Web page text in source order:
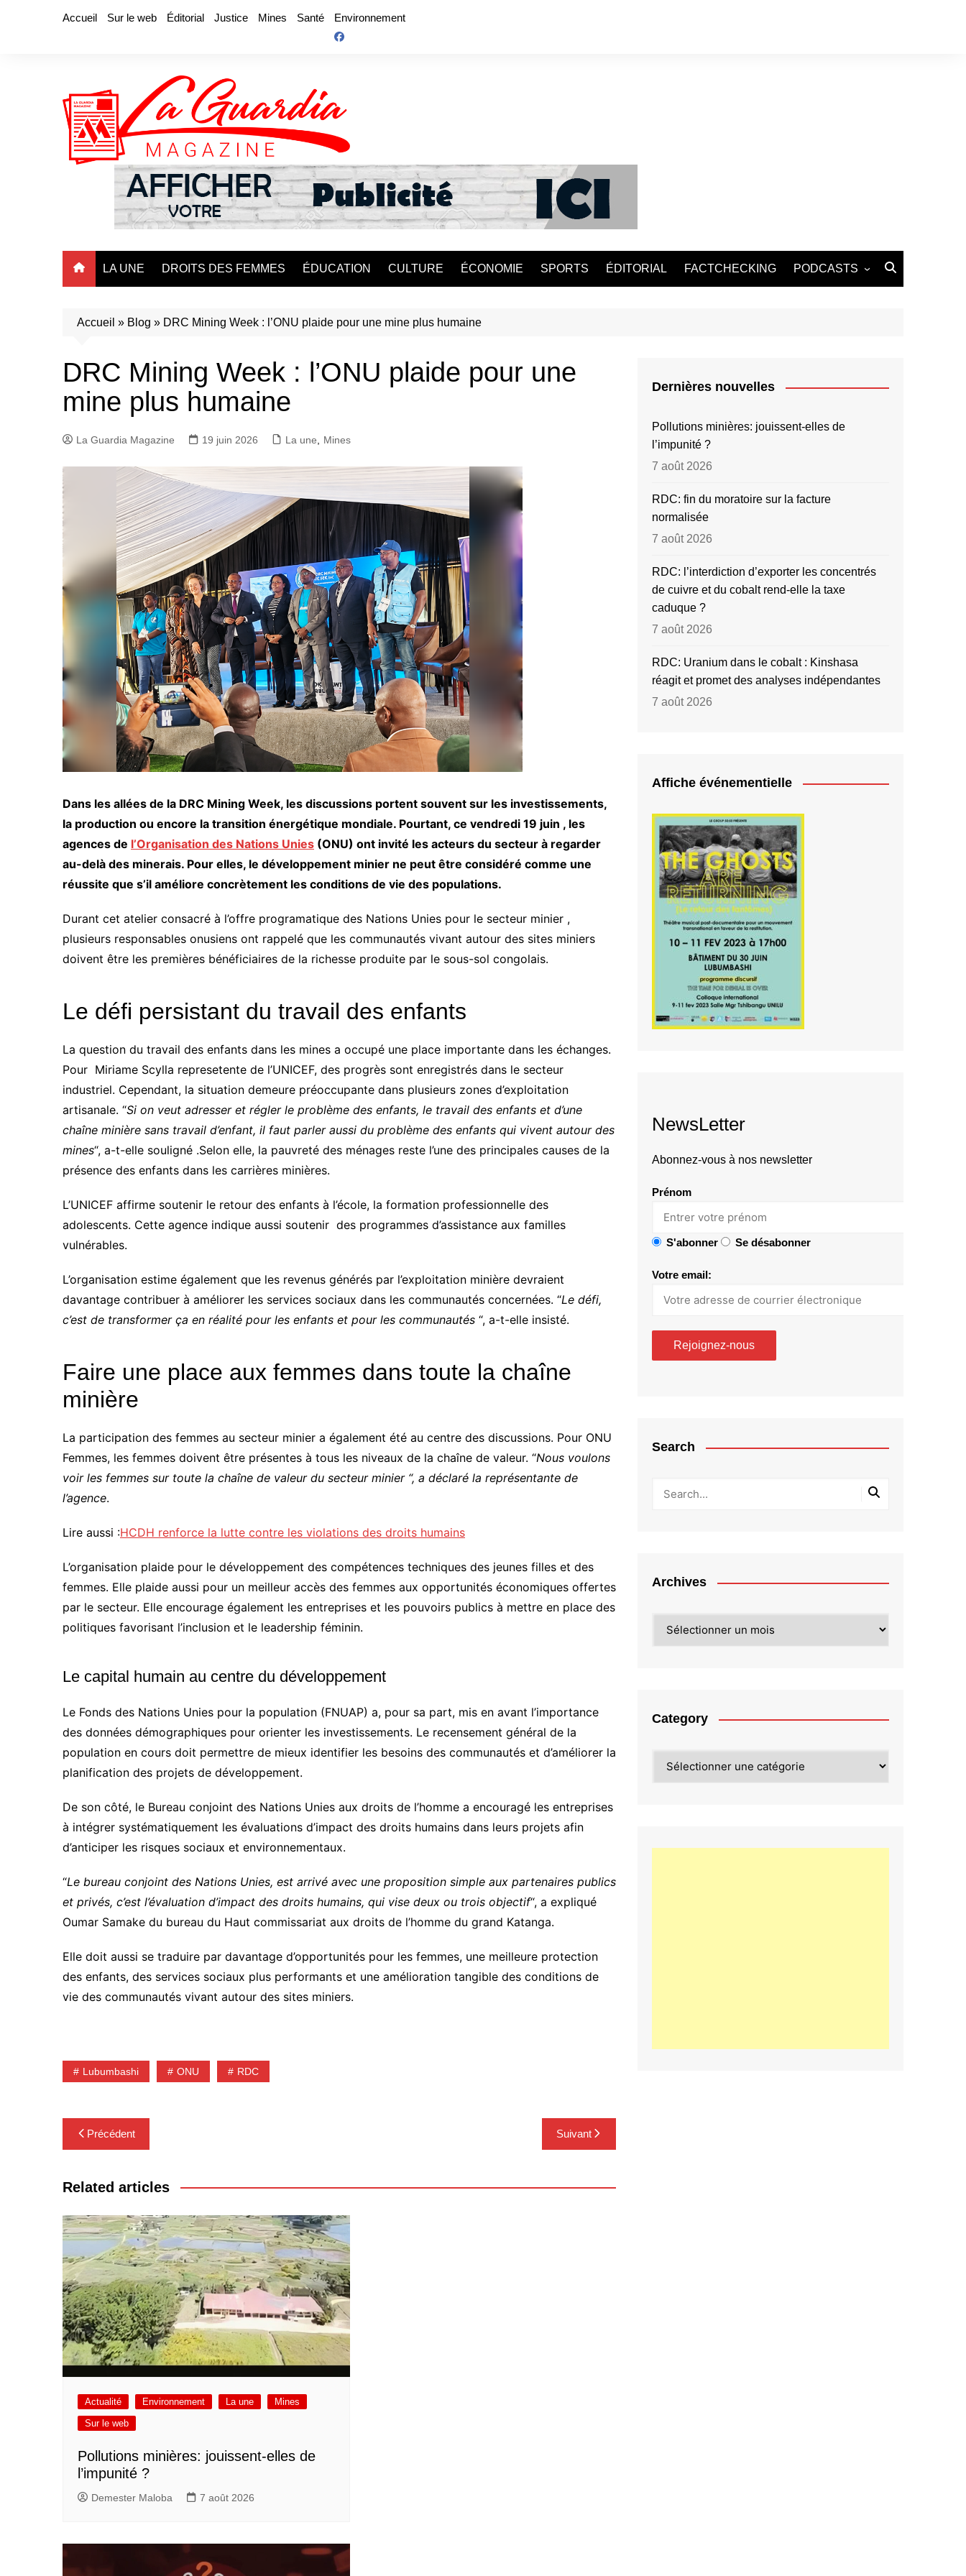
Accueil Sur le web Éditorial Justice Mines Santé Environnement
LA UNE DROITS DES FEMMES ÉDUCATION CULTURE ÉCONOMIE SPORTS ÉDITORIAL FACTCHECKING PODCASTS
Accueil » Blog » DRC Mining Week : l’ONU plaide pour une mine plus humaine
DRC Mining Week : l’ONU plaide pour une
mine plus humaine
La Guardia Magazine 19 juin 2026 La une, Mines
Dans les allées de la DRC Mining Week, les discussions portent souvent sur les investissements,
la production ou encore la transition énergétique mondiale. Pourtant, ce vendredi 19 juin , les
agences de l’Organisation des Nations Unies (ONU) ont invité les acteurs du secteur à regarder
au-delà des minerais. Pour elles, le développement minier ne peut être considéré comme une
réussite que s’il améliore concrètement les conditions de vie des populations.
Durant cet atelier consacré à l’offre programatique des Nations Unies pour le secteur minier ,
plusieurs responsables onusiens ont rappelé que les communautés vivant autour des sites miniers
doivent être les premières bénéficiaires de la richesse produite par le sous-sol congolais.
Le défi persistant du travail des enfants
La question du travail des enfants dans les mines a occupé une place importante dans les échanges.
Pour Miriame Scylla represetente de l’UNICEF, des progrès sont enregistrés dans le secteur
industriel. Cependant, la situation demeure préoccupante dans plusieurs zones d’exploitation
artisanale. “Si on veut adresser et régler le problème des enfants, le travail des enfants et d’une
chaîne minière sans travail d’enfant, il faut parler aussi du problème des enfants qui vivent autour des
mines“, a-t-elle souligné .Selon elle, la pauvreté des ménages reste l’une des principales causes de la
présence des enfants dans les carrières minières.
L’UNICEF affirme soutenir le retour des enfants à l’école, la formation professionnelle des
adolescents. Cette agence indique aussi soutenir des programmes d’assistance aux familles
vulnérables.
L’organisation estime également que les revenus générés par l’exploitation minière devraient
davantage contribuer à améliorer les services sociaux dans les communautés concernées. “Le défi,
c’est de transformer ça en réalité pour les enfants et pour les communautés “, a-t-elle insisté.
Faire une place aux femmes dans toute la chaîne
minière
La participation des femmes au secteur minier a également été au centre des discussions. Pour ONU
Femmes, les femmes doivent être présentes à tous les niveaux de la chaîne de valeur. “Nous voulons
voir les femmes sur toute la chaîne de valeur du secteur minier “, a déclaré la représentante de
l’agence.
Lire aussi :HCDH renforce la lutte contre les violations des droits humains
L’organisation plaide pour le développement des compétences techniques des jeunes filles et des
femmes. Elle plaide aussi pour un meilleur accès des femmes aux opportunités économiques offertes
par le secteur. Elle encourage également les entreprises et les pouvoirs publics à mettre en place des
politiques favorisant l’inclusion et le leadership féminin.
Le capital humain au centre du développement
Le Fonds des Nations Unies pour la population (FNUAP) a, pour sa part, mis en avant l’importance
des données démographiques pour orienter les investissements. Le recensement général de la
population en cours doit permettre de mieux identifier les besoins des communautés et d’améliorer la
planification des projets de développement.
De son côté, le Bureau conjoint des Nations Unies aux droits de l’homme a encouragé les entreprises
à intégrer systématiquement les évaluations d’impact des droits humains dans leurs projets afin
d’anticiper les risques sociaux et environnementaux.
“Le bureau conjoint des Nations Unies, est arrivé avec une proposition simple aux partenaires publics
et privés, c’est l’évaluation d’impact des droits humains, qui vise deux ou trois objectif“, a expliqué
Oumar Samake du bureau du Haut commissariat aux droits de l’homme du grand Katanga.
Elle doit aussi se traduire par davantage d’opportunités pour les femmes, une meilleure protection
des enfants, des services sociaux plus performants et une amélioration tangible des conditions de
vie des communautés vivant autour des sites miniers.
Lubumbashi ONU RDC
Navigation
de
l’article
Précédent Suivant
Related articles
Actualité Environnement La une
Mines
Sur le web
Pollutions minières: jouissent-elles de
l’impunité ?
Demester Maloba 7 août 2026
Dernières nouvelles
Pollutions minières: jouissent-elles de
l’impunité ?
7 août 2026
RDC: fin du moratoire sur la facture
normalisée
7 août 2026
RDC: l’interdiction d’exporter les concentrés
de cuivre et du cobalt rend-elle la taxe
caduque ?
7 août 2026
RDC: Uranium dans le cobalt : Kinshasa
réagit et promet des analyses indépendantes
7 août 2026
Affiche événementielle
NewsLetter
Abonnez-vous à nos newsletter
Prénom
S'abonner Se désabonner
Votre email:
Search
Archives
Category